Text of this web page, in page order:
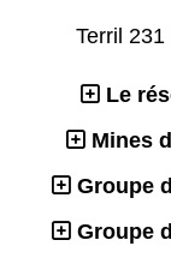
Terril
Le
Mines
Groupe
Groupe